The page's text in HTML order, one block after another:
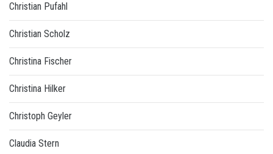
Christian Pufahl
Christian Scholz
Christina Fischer
Christina Hilker
Christoph Geyler
Claudia Stern